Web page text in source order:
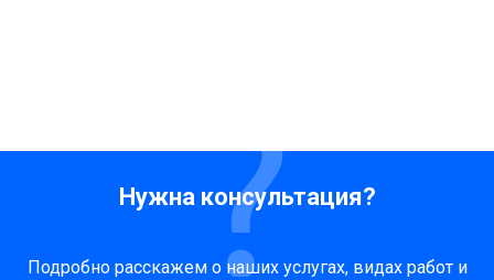
Нужна консультация?
Подробно расскажем о наших услугах, видах работ и